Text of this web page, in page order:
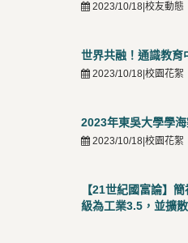
2023/10/18|校友動態
世界共融！通識教育
2023/10/18|校園花絮
2023年東吳大學學
2023/10/18|校園花絮
【21世紀國富論】
級為工業3.5，並擴